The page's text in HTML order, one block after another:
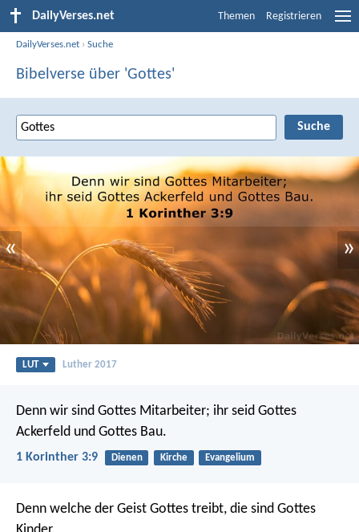
DailyVerses.net Themen Registrieren
DailyVerses.net ›Suche
Bibelverse über 'Gottes'
« »
LUT Luther 2017
Denn wir sind Gottes Mitarbeiter; ihr seid Gottes
Ackerfeld und Gottes Bau.
1 Korinther 3:9 Dienen Kirche Evangelium
Denn welche der Geist Gottes treibt, die sind Gottes